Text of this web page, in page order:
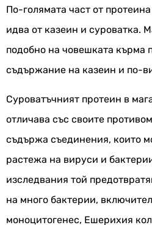
По-голямата част от
идва от казеин и суроватка.
подобно на човешката кърма
съдържание на казеин и по-
Суроватъчният протеин в
отличава със своите
съдържа съединения, които
растежа на вируси и
изследвания той
на много бактерии,
моноцитогенес, Ешерихия